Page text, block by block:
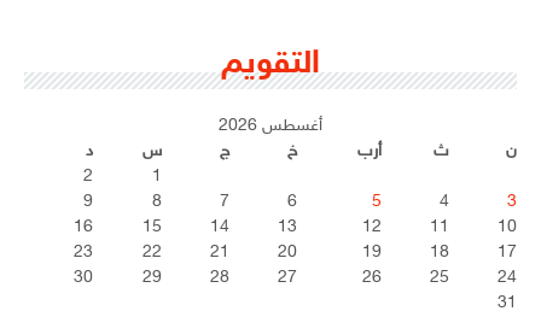
التقويم
أغسطس 2026
ن
ث أرب خ ج س
د
1
2
3
4
5
6
7
8
9
10
11
12
13
14
15
16
17
18
19
20
21
22
23
24
25
26
27
28
29
30
31